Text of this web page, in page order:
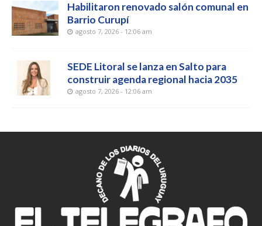
Habilitaron renovado salón comunal en
Barrio Curupí
agosto 7, 2026 - 12:06 am
SEDE Litoral se lanza en Salto para
construir agenda regional hacia 2035
agosto 7, 2026 - 12:06 am